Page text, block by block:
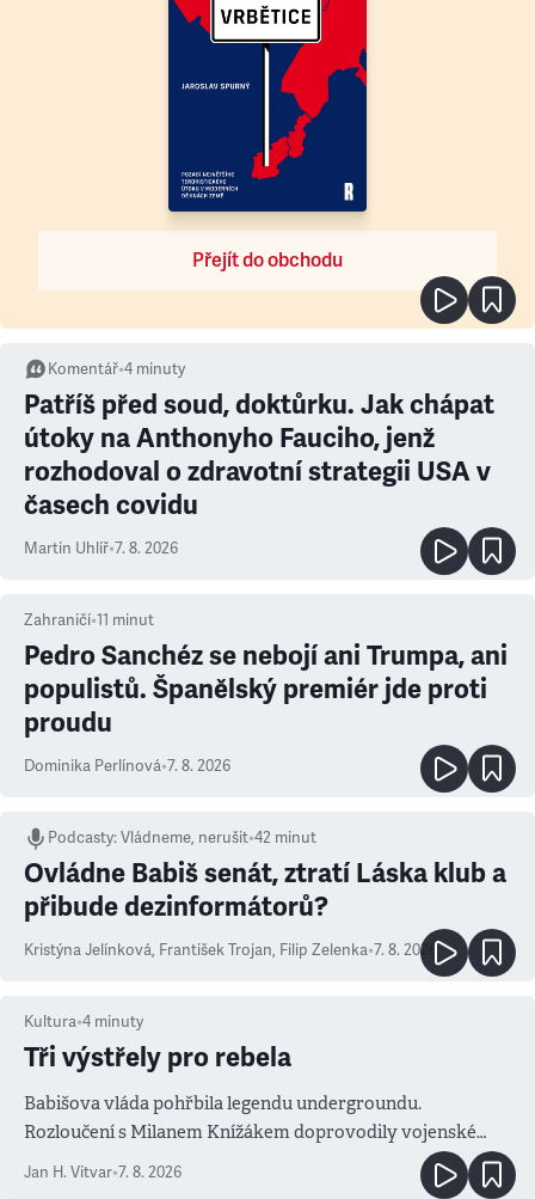
Přejít do obchodu
Komentář•4 minuty
Patříš před soud, doktůrku. Jak chápat
útoky na Anthonyho Fauciho, jenž
rozhodoval o zdravotní strategii USA v
časech covidu
Martin Uhlíř•7. 8. 2026
Zahraničí•11 minut
Pedro Sanchéz se nebojí ani Trumpa, ani
populistů. Španělský premiér jde proti
proudu
Dominika Perlínová•7. 8. 2026
Podcasty:Vládneme, nerušit•42 minut
Ovládne Babiš senát, ztratí Láska klub a
přibude dezinformátorů?
Kristýna Jelínková, František Trojan, Filip Zelenka•7. 8. 2026
Kultura•4 minuty
Tři výstřely pro rebela
Babišova vláda pohřbila legendu undergroundu.
Rozloučení s Milanem Knížákem doprovodily vojenské
salvy i kritika pokrokářů
Jan H. Vitvar•7. 8. 2026